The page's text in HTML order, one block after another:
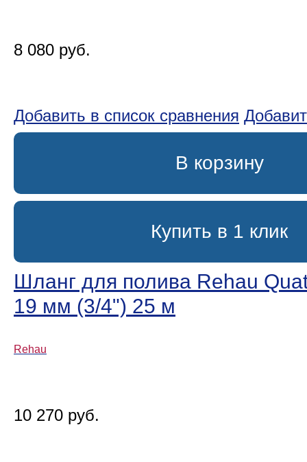
8 080 руб.
Добавить в список сравнения
В корзину
Купить в 1 клик
Шланг для полива Rehau
19 мм (3/4ʺ) 25 м
Rehau
10 270 руб.